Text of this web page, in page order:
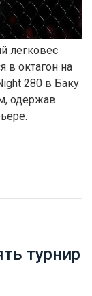
легковес
в октагон на
280 в Баку
одержав
турнир